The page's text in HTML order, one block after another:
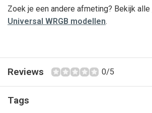
Zoek je een andere afmeting? Bekijk alle
Universal WRGB modellen.
Reviews 0/5
Tags